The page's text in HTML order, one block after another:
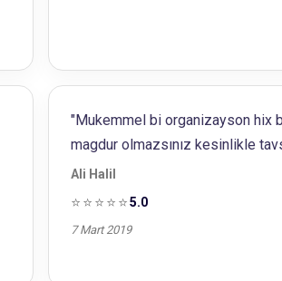
"Mukemmel bi organizayson hix
magdur olmazsınız kesinlikle
Ali Halil
⭐⭐⭐⭐⭐5.0
7 Mart 2019